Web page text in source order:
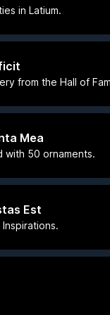
in Latium.
from the Hall of
Mea
with 50 ornaments.
Est